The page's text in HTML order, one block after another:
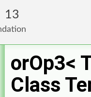
13
orOp3<
Class